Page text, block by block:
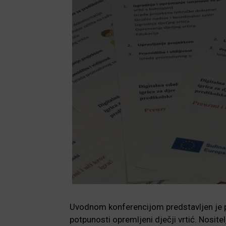
Uvodnom konferencijom predstavljen
potpunosti opremljeni dječji vrtić.